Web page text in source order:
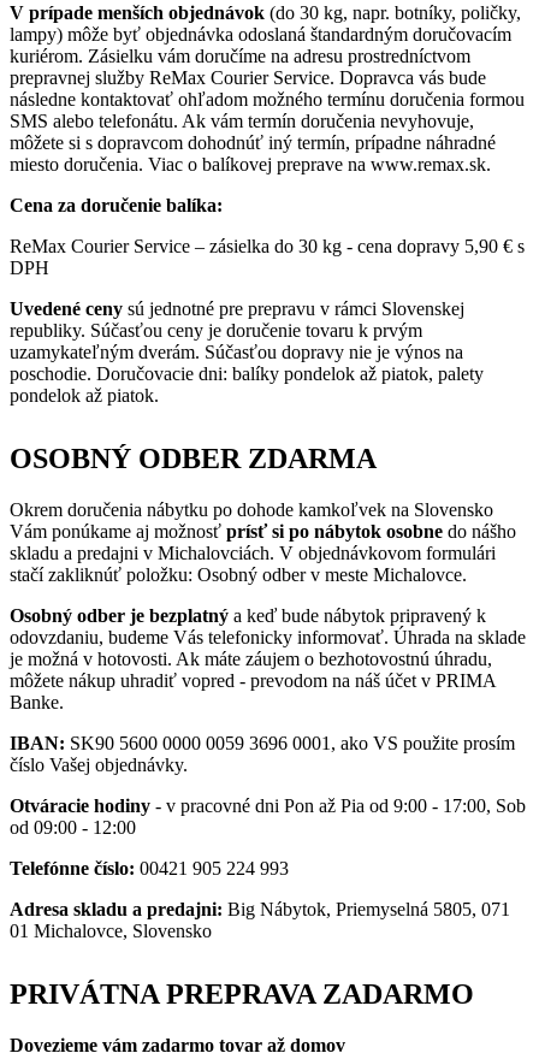
V prípade menších objednávok (do 30 kg, napr. botníky, poličky,
lampy) môže byť objednávka odoslaná štandardným doručovacím
kuriérom. Zásielku vám doručíme na adresu prostredníctvom
prepravnej služby ReMax Courier Service. Dopravca vás bude
následne kontaktovať ohľadom možného termínu doručenia formou
SMS alebo telefonátu. Ak vám termín doručenia nevyhovuje,
môžete si s dopravcom dohodnúť iný termín, prípadne náhradné
miesto doručenia. Viac o balíkovej preprave na www.remax.sk.
Cena za doručenie balíka:
ReMax Courier Service – zásielka do 30 kg - cena dopravy 5,90 € s
DPH
Uvedené ceny sú jednotné pre prepravu v rámci Slovenskej
republiky. Súčasťou ceny je doručenie tovaru k prvým
uzamykateľným dverám. Súčasťou dopravy nie je výnos na
poschodie. Doručovacie dni: balíky pondelok až piatok, palety
pondelok až piatok.
OSOBNÝ ODBER ZDARMA
Okrem doručenia nábytku po dohode kamkoľvek na Slovensko
Vám ponúkame aj možnosť prísť si po nábytok osobne do nášho
skladu a predajni v Michalovciách. V objednávkovom formulári
stačí zakliknúť položku: Osobný odber v meste Michalovce.
Osobný odber je bezplatný a keď bude nábytok pripravený k
odovzdaniu, budeme Vás telefonicky informovať. Úhrada na sklade
je možná v hotovosti. Ak máte záujem o bezhotovostnú úhradu,
môžete nákup uhradiť vopred - prevodom na náš účet v PRIMA
Banke.
IBAN: SK90 5600 0000 0059 3696 0001, ako VS použite prosím
číslo Vašej objednávky.
Otváracie hodiny - v pracovné dni Pon až Pia od 9:00 - 17:00, Sob
od 09:00 - 12:00
Telefónne číslo: 00421 905 224 993
Adresa skladu a predajni: Big Nábytok, Priemyselná 5805, 071
01 Michalovce, Slovensko
PRIVÁTNA PREPRAVA ZADARMO
Dovezieme vám zadarmo tovar až domov